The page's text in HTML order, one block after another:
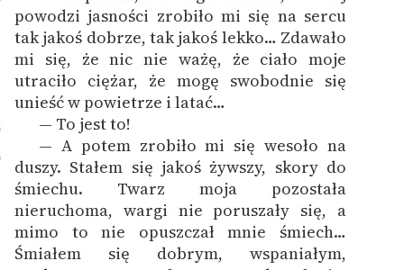
powodzi jasności zrobiło mi się na sercu
tak jakoś dobrze, tak jakoś lekko… Zdawało
mi się, że nic nie ważę, że ciało moje
utraciło ciężar, że mogę swobodnie się
unieść w powietrze i latać…
— To jest to!
— A potem zrobiło mi się wesoło na
duszy. Stałem się jakoś żywszy, skory do
śmiechu. Twarz moja pozostała
nieruchoma, wargi nie poruszały się, a
mimo to nie opuszczał mnie śmiech…
Śmiałem się dobrym, wspaniałym,